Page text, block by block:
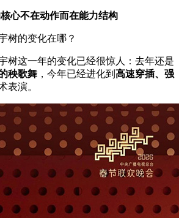
心不在动作而在能力结构
树的变化在哪？
树这一年的变化已经很惊人：去年还是
秧歌舞 ，今年已经进化到 高速穿插、强
表演。